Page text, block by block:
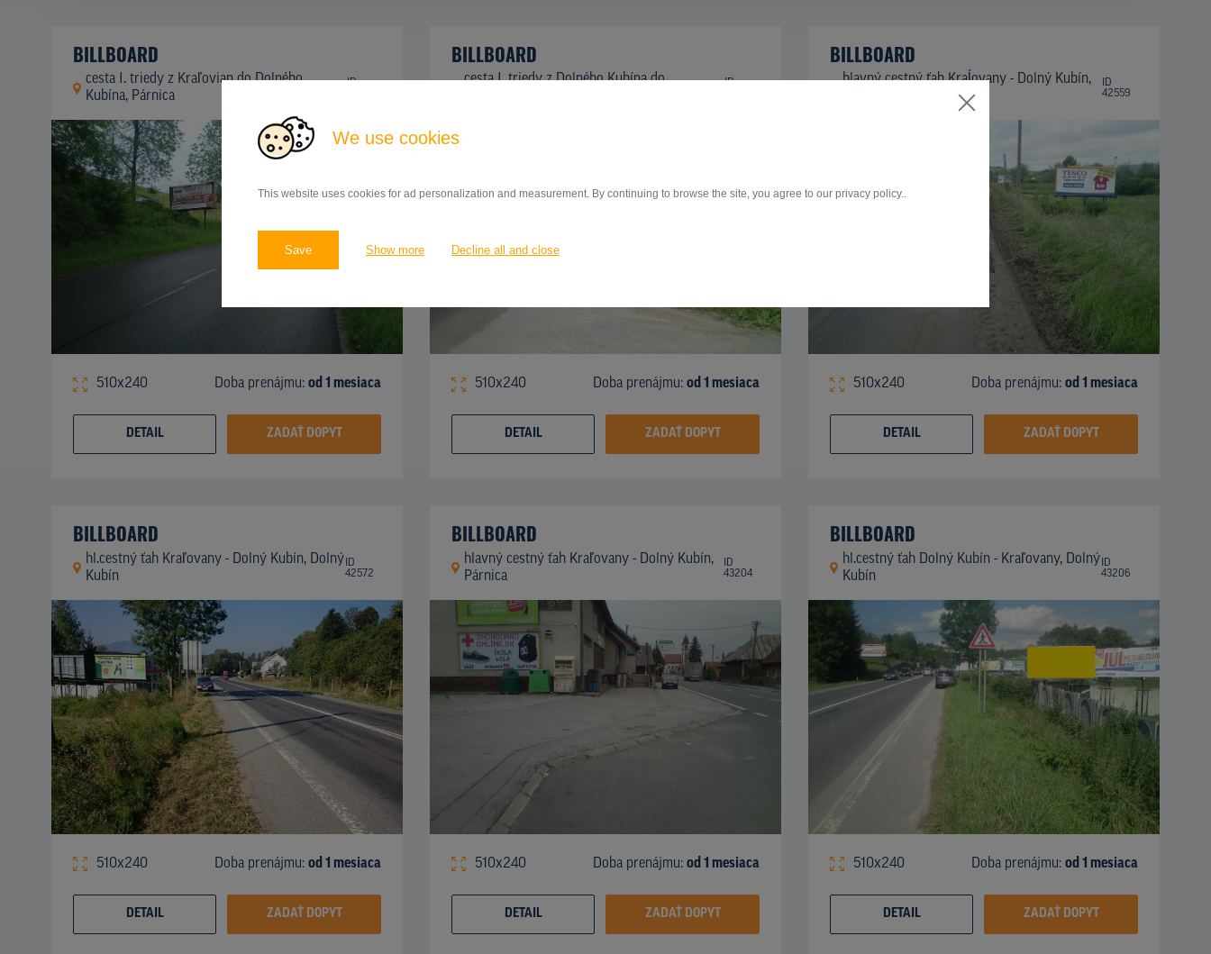
We use cookies
This website uses cookies for ad personalization and measurement. By continuing to browse the site, you agree to our privacy policy..
Save Show more Decline all and close
BILLBOARD
cesta I. triedy z Kraľovian do Dolného
Kubína, Párnica
ID
510x240 Doba prenájmu: od 1 mesiaca
DETAIL ZADAŤ DOPYT
BILLBOARD
cesta I. triedy z Dolného Kubína do
ID
510x240 Doba prenájmu: od 1 mesiaca
DETAIL ZADAŤ DOPYT
BILLBOARD
hlavný cestný ťah Kraĺovany - Dolný Kubín,
ID
42559
510x240 Doba prenájmu: od 1 mesiaca
DETAIL ZADAŤ DOPYT
BILLBOARD
hl.cestný ťah Kraľovany - Dolný Kubín, Dolný
Kubín
ID
42572
510x240 Doba prenájmu: od 1 mesiaca
DETAIL ZADAŤ DOPYT
BILLBOARD
hlavný cestný ťah Kraľovany - Dolný Kubín,
Párnica
ID
43204
510x240 Doba prenájmu: od 1 mesiaca
DETAIL ZADAŤ DOPYT
BILLBOARD
hl.cestný ťah Dolný Kubín - Kraľovany, Dolný
Kubín
ID
43206
510x240 Doba prenájmu: od 1 mesiaca
DETAIL ZADAŤ DOPYT